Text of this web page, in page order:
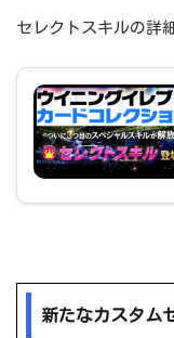
セレクトスキルの詳
新たなカスタム